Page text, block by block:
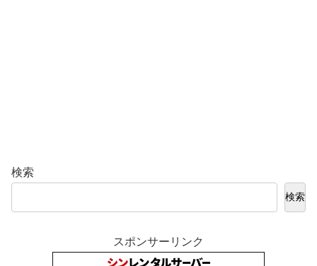
検索
検索
スポンサーリンク